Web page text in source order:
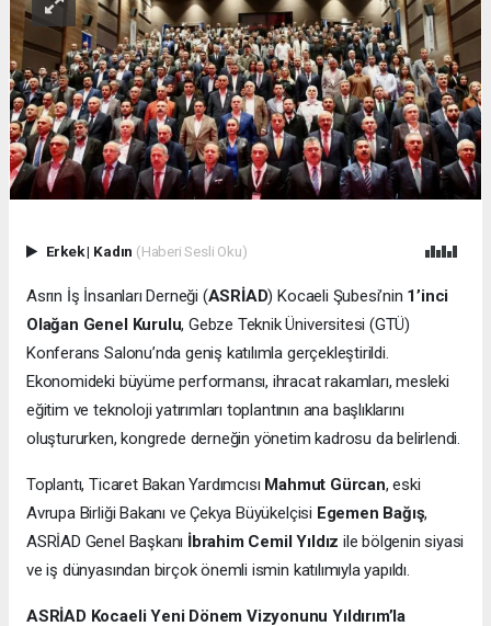
Erkek| Kadın (Haberi Sesli Oku)
Asrın İş İnsanları Derneği (ASRİAD) Kocaeli Şubesi’nin 1’inci
Olağan Genel Kurulu, Gebze Teknik Üniversitesi (GTÜ)
Konferans Salonu’nda geniş katılımla gerçekleştirildi.
Ekonomideki büyüme performansı, ihracat rakamları, mesleki
eğitim ve teknoloji yatırımları toplantının ana başlıklarını
oluştururken, kongrede derneğin yönetim kadrosu da belirlendi.
Toplantı, Ticaret Bakan Yardımcısı Mahmut Gürcan, eski
Avrupa Birliği Bakanı ve Çekya Büyükelçisi Egemen Bağış,
ASRİAD Genel Başkanı İbrahim Cemil Yıldız ile bölgenin siyasi
ve iş dünyasından birçok önemli ismin katılımıyla yapıldı.
ASRİAD Kocaeli Yeni Dönem Vizyonunu Yıldırım’la